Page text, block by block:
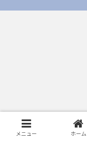
メニュー ホーム